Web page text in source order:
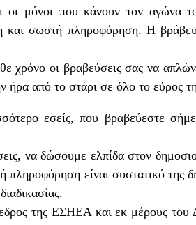
οι μόνοι που κάνουν τον αγώνα
και σωστή πληροφόρηση. Η
χρόνο οι βραβεύσεις σας να
ήρα από το στάρι σε όλο το εύρος
εσείς, που βραβεύεστε
να δώσουμε ελπίδα στον
πληροφόρηση είναι συστατικό της
της ΕΣΗΕΑ και εκ μέρους του